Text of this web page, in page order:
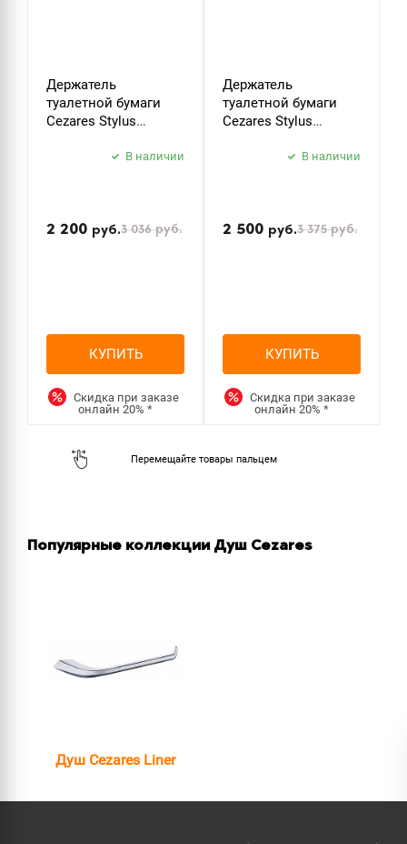
Держатель
туалетной бумаги
Cezares Stylus
В наличии
2 200 руб.3 036руб.
КУПИТЬ
Скидка при заказе
онлайн20%*
Держатель
туалетной бумаги
Cezares Stylus
брашированноеВ наличии
2 500 руб.3 375руб.
КУПИТЬ
Скидка при заказе
онлайн20%*
Популярные коллекции Душ Cezares
Душ Cezares Liner